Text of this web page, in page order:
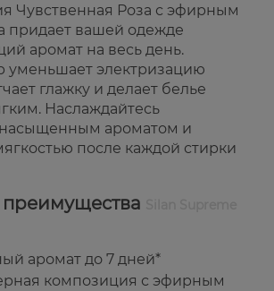
Чувственная Роза с эфирным
придает вашей одежде
аромат на весь день.
уменьшает электризацию
глажку и делает белье
Наслаждайтесь
ароматом и
после каждой стирки
аромат до 7 дней*
композиция с эфирным